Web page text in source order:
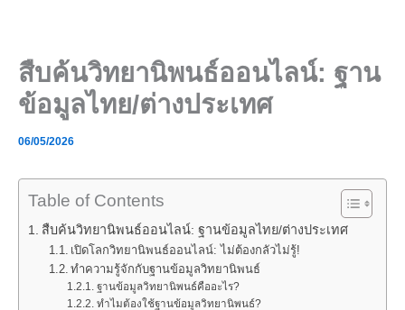
content
สืบค้นวิทยานิพนธ์ออนไลน์: ฐาน
ข้อมูลไทย/ต่างประเทศ
06/05/2026
Table of Contents
สืบค้นวิทยานิพนธ์ออนไลน์: ฐานข้อมูลไทย/ต่างประเทศ
เปิดโลกวิทยานิพนธ์ออนไลน์: ไม่ต้องกลัวไม่รู้!
ทำความรู้จักกับฐานข้อมูลวิทยานิพนธ์
ฐานข้อมูลวิทยานิพนธ์คืออะไร?
ทำไมต้องใช้ฐานข้อมูลวิทยานิพนธ์?